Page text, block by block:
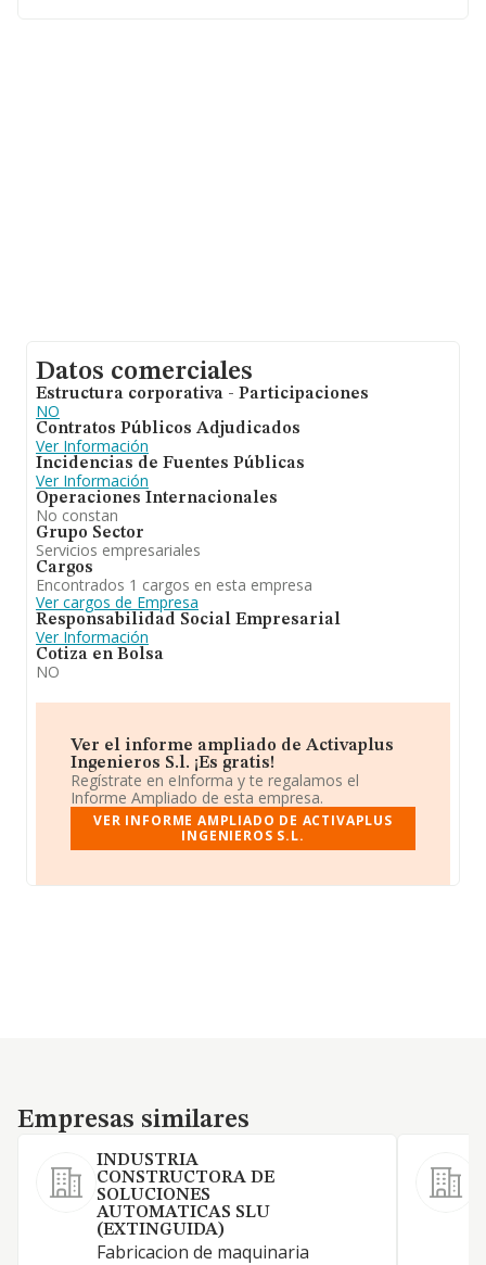
Datos comerciales
Estructura corporativa - Participaciones
NO
Contratos Públicos Adjudicados
Ver Información
Incidencias de Fuentes Públicas
Ver Información
Operaciones Internacionales
No constan
Grupo Sector
Servicios empresariales
Cargos
Encontrados 1 cargos en esta empresa
Ver cargos de Empresa
Responsabilidad Social Empresarial
Ver Información
Cotiza en Bolsa
NO
Ver el informe ampliado de Activaplus
Ingenieros S.l. ¡Es gratis!
Regístrate en eInforma y te regalamos el
Informe Ampliado de esta empresa.
VER INFORME AMPLIADO DE ACTIVAPLUS
INGENIEROS S.L.
Empresas similares
Empresas similares
INDUSTRIA
CONSTRUCTORA DE
SOLUCIONES
AUTOMATICAS SLU
(EXTINGUIDA)
Fabricacion de maquinaria